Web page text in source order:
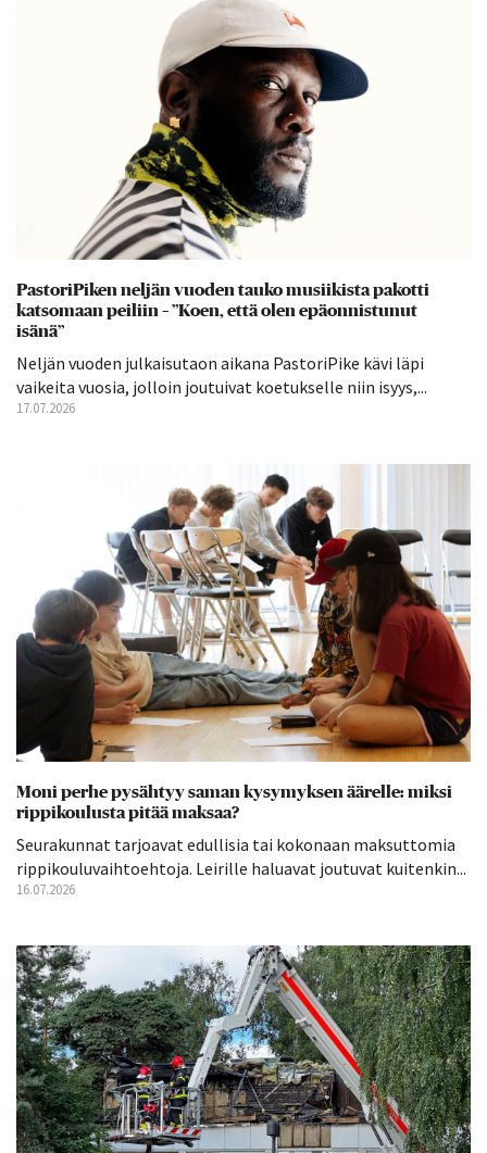
PastoriPiken neljän vuoden tauko musiikista pakotti
katsomaan peiliin – ”Koen, että olen epäonnistunut
isänä”
Neljän vuoden julkaisutaon aikana PastoriPike kävi läpi
vaikeita vuosia, jolloin joutuivat koetukselle niin isyys,...
17.07.2026
Moni perhe pysähtyy saman kysymyksen äärelle: miksi
rippikoulusta pitää maksaa?
Seurakunnat tarjoavat edullisia tai kokonaan maksuttomia
rippikouluvaihtoehtoja. Leirille haluavat joutuvat kuitenkin...
16.07.2026